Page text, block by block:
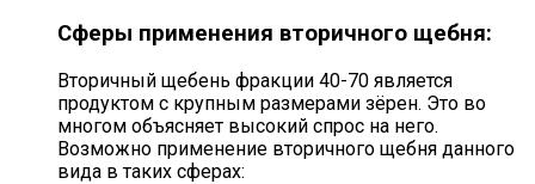
Сферы применения вторичного щебня:
Вторичный щебень фракции 40-70 является
продуктом с крупным размерами зёрен. Это во
многом объясняет высокий спрос на него.
Возможно применение вторичного щебня данного
вида в таких сферах: